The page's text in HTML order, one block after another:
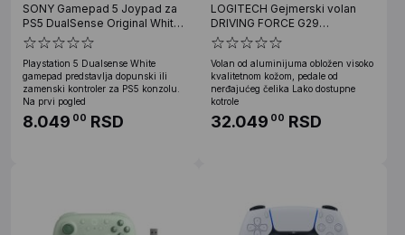
SONY Gamepad 5 Joypad za
PS5 DualSense Original White
ORG
Playstation 5 Dualsense White
gamepad predstavlja dopunski ili
zamenski kontroler za PS5 konzolu.
Na prvi pogled
8.049 00 RSD
LOGITECH Gejmerski volan
DRIVING FORCE G29
PC/PS4/PS3/PS5
Volan od aluminijuma obložen visoko
kvalitetnom kožom, pedale od
nerđajućeg čelika Lako dostupne
kotrole
32.049 00 RSD